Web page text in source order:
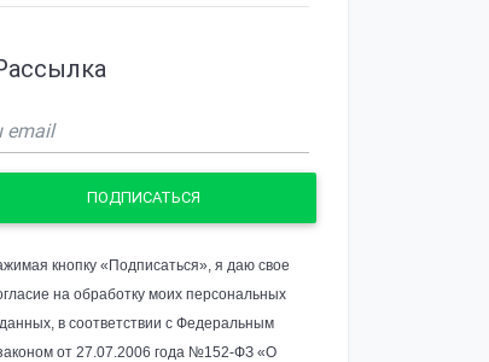
ПОДПИСАТЬСЯ
кнопку «Подписаться», я даю свое
на обработку моих персональных
данных, в соответствии с Федеральным
от 27.07.2006 года №152-ФЗ «О